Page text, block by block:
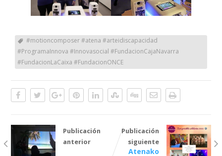
#motioncomposer #atena #arteidiscapacidad
#ProgramaInnova #Innovasocial #FundacionCajaNavarra
#FundacionLaCaixa #FundacionONCE
Publicación
anterior
Publicación
siguiente
Atenako